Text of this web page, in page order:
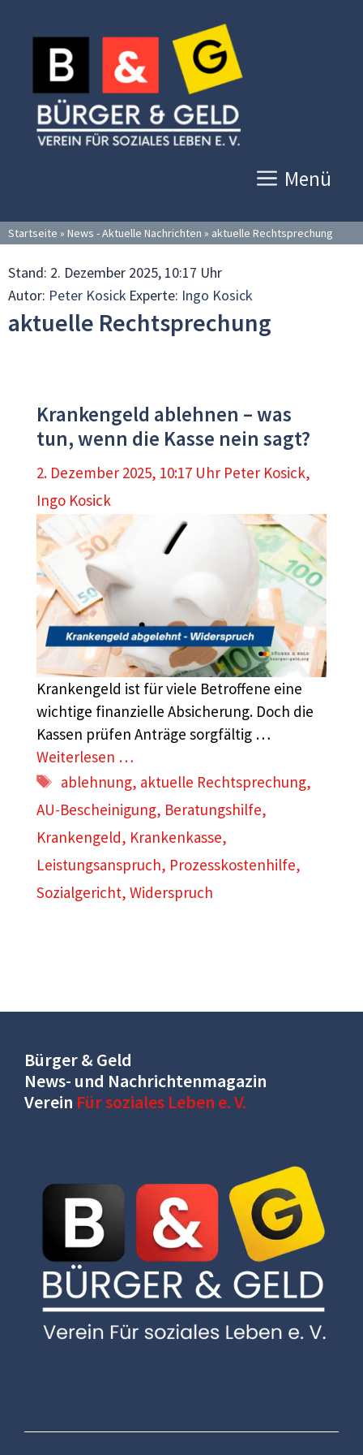
Inhalt
springen
Menü
Startseite » News - Aktuelle Nachrichten » aktuelle Rechtsprechung
Stand: 2. Dezember 2025, 10:17 Uhr
Autor: Peter Kosick Experte: Ingo Kosick
aktuelle Rechtsprechung
Krankengeld ablehnen – was
tun, wenn die Kasse nein sagt?
2. Dezember 2025, 10:17 Uhr Peter Kosick,
Ingo Kosick
Krankengeld ist für viele Betroffene eine
wichtige finanzielle Absicherung. Doch die
Kassen prüfen Anträge sorgfältig …
Weiterlesen …
Schlagwörter
ablehnung, aktuelle Rechtsprechung,
AU-Bescheinigung, Beratungshilfe,
Krankengeld, Krankenkasse,
Leistungsanspruch, Prozesskostenhilfe,
Sozialgericht, Widerspruch
Bürger & Geld
News- und Nachrichtenmagazin
Verein Für soziales Leben e. V.